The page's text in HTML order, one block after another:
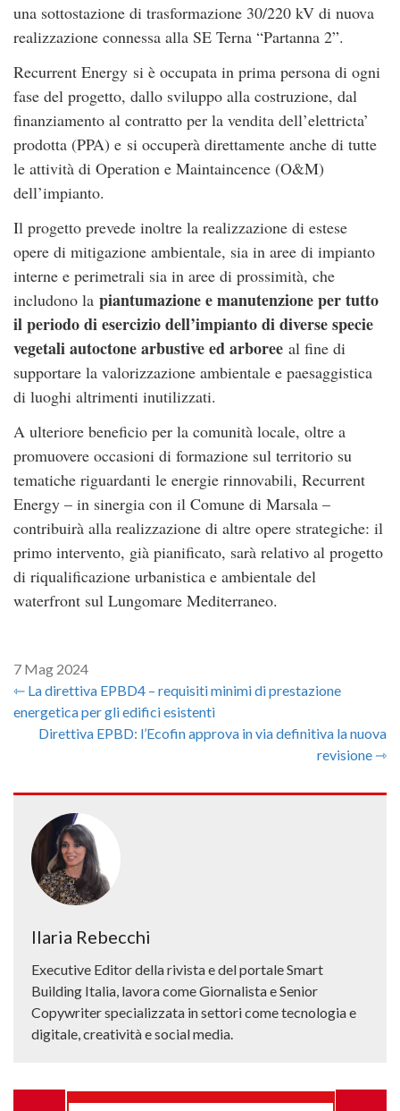
una sottostazione di trasformazione 30/220 kV di nuova
realizzazione connessa alla SE Terna “Partanna 2”.
Recurrent Energy si è occupata in prima persona di ogni
fase del progetto, dallo sviluppo alla costruzione, dal
finanziamento al contratto per la vendita dell’elettricta’
prodotta (PPA) e si occuperà direttamente anche di tutte
le attività di Operation e Maintaincence (O&M)
dell’impianto.
Il progetto prevede inoltre la realizzazione di estese
opere di mitigazione ambientale, sia in aree di impianto
interne e perimetrali sia in aree di prossimità, che
includono la piantumazione e manutenzione per tutto
il periodo di esercizio dell’impianto di diverse specie
vegetali autoctone arbustive ed arboree al fine di
supportare la valorizzazione ambientale e paesaggistica
di luoghi altrimenti inutilizzati.
A ulteriore beneficio per la comunità locale, oltre a
promuovere occasioni di formazione sul territorio su
tematiche riguardanti le energie rinnovabili, Recurrent
Energy – in sinergia con il Comune di Marsala –
contribuirà alla realizzazione di altre opere strategiche: il
primo intervento, già pianificato, sarà relativo al progetto
di riqualificazione urbanistica e ambientale del
waterfront sul Lungomare Mediterraneo.
7 Mag 2024
⇽ La direttiva EPBD4 – requisiti minimi di prestazione
energetica per gli edifici esistenti
Direttiva EPBD: l’Ecofin approva in via definitiva la nuova
revisione ⇾
Ilaria Rebecchi
Executive Editor della rivista e del portale Smart
Building Italia, lavora come Giornalista e Senior
Copywriter specializzata in settori come tecnologia e
digitale, creatività e social media.